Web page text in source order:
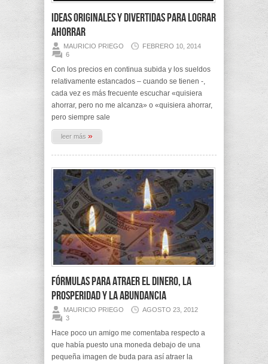
Ideas originales y divertidas para lograr
ahorrar
MAURICIO PRIEGO
FEBRERO 10, 2014
6
Con los precios en continua subida y los sueldos
relativamente estancados – cuando se tienen -,
cada vez es más frecuente escuchar «quisiera
ahorrar, pero no me alcanza» o «quisiera ahorrar,
pero siempre sale
leer más »
Fórmulas para atraer el dinero, la
prosperidad y la abundancia
MAURICIO PRIEGO
AGOSTO 23, 2012
3
Hace poco un amigo me comentaba respecto a
que había puesto una moneda debajo de una
pequeña imagen de buda para así atraer la